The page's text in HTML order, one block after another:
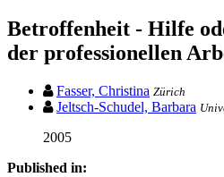
Betroffenheit - Hilfe
der professionellen
Fasser, Christina Zürich
Jeltsch-Schudel, Barbara
2005
Published in: